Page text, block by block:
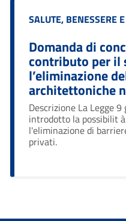
Categoria:
SALUTE, BENESSERE
Domanda di
contributo per il
l’eliminazione
architettoniche
Descrizione La Legge
introdotto la possibilit
l'eliminazione di
privati.